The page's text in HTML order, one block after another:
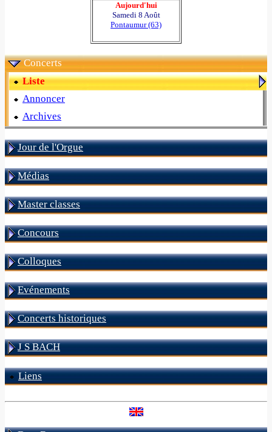
Aujourd'hui
Samedi 8 Août
Pontaumur (63)
Concerts
Liste
Annoncer
Archives
Jour de l'Orgue
Médias
Master classes
Concours
Colloques
Evénements
Concerts historiques
J S BACH
Liens